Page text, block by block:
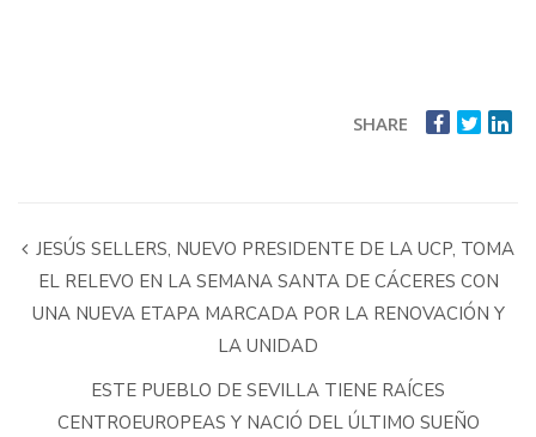
SHARE
JESÚS SELLERS, NUEVO PRESIDENTE DE LA UCP, TOMA
EL RELEVO EN LA SEMANA SANTA DE CÁCERES CON
UNA NUEVA ETAPA MARCADA POR LA RENOVACIÓN Y
LA UNIDAD
ESTE PUEBLO DE SEVILLA TIENE RAÍCES
CENTROEUROPEAS Y NACIÓ DEL ÚLTIMO SUEÑO